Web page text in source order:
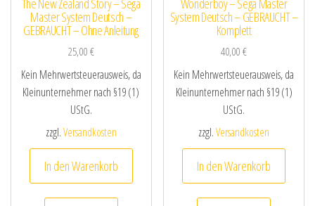
The New Zealand Story – Sega
Master System Deutsch –
GEBRAUCHT – Ohne Anleitung
25,00€
Kein Mehrwertsteuerausweis, da
Kleinunternehmer nach §19 (1)
UStG.
zzgl.Versandkosten
In den Warenkorb
Wonderboy – Sega Master
System Deutsch – GEBRAUCHT –
Komplett
40,00€
Kein Mehrwertsteuerausweis, da
Kleinunternehmer nach §19 (1)
UStG.
zzgl.Versandkosten
In den Warenkorb